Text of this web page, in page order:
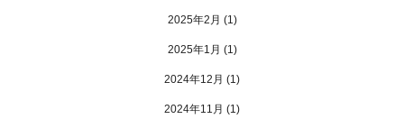
2025年2月 (1)
2025年1月 (1)
2024年12月 (1)
2024年11月 (1)